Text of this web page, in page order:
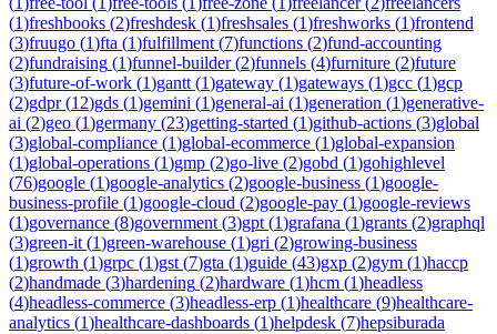
(1)freshbooks (2)freshdesk (1)freshsales (1)freshworks (1)frontend
(3)fruugo (1)fta (1)fulfillment (7)functions (2)fund-accounting
(2)fundraising (1)funnel-builder(2)funnels (4)furniture (2)future
(3)future-of-work (1)gantt (1)gateway (1)gateways (1)gcc (1)gcp
(2)gdpr(12)gds (1)gemini (1)general-ai (1)generation (1)generative-
ai (2)geo (1)germany (23)getting-started (1)github-actions (3)global
(3)global-compliance (1)global-ecommerce (1)global-expansion
(1)global-operations (1)gmp (2)go-live (2)gobd (1)gohighlevel
(76)google (1)google-analytics (2)google-business (1)google-
business-profile (1)google-cloud (2)google-pay (1)google-reviews
(1)governance (8)government (3)gpt (1)grafana (1)grants (2)graphql
(3)green-it (1)green-warehouse (1)gri (2)growing-business
(1)growth (1)grpc (1)gst (7)gta (1)guide (43)gxp (2)gym (1)haccp
(2)handmade (3)hardening (2)hardware (1)hcm (1)headless
(4)headless-commerce (3)headless-erp (1)healthcare (9)healthcare-
analytics (1)healthcare-dashboards (1)helpdesk (7)hepsiburada